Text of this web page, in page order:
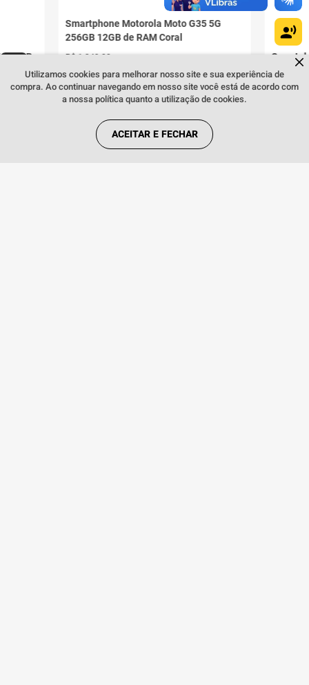
Dúvidas sobre produtos?
Smartphone Motorola Moto G35 5G
256GB 12GB de RAM Coral
R$ 1 349 00
996,55 no PIX
12GB
R$ 1.199
Utilizamos cookies para melhorar nosso site e sua experiência de
compra. Ao continuar navegando em nosso site você está de acordo com
a nossa política quanto a utilização de cookies.
ACEITAR E FECHAR